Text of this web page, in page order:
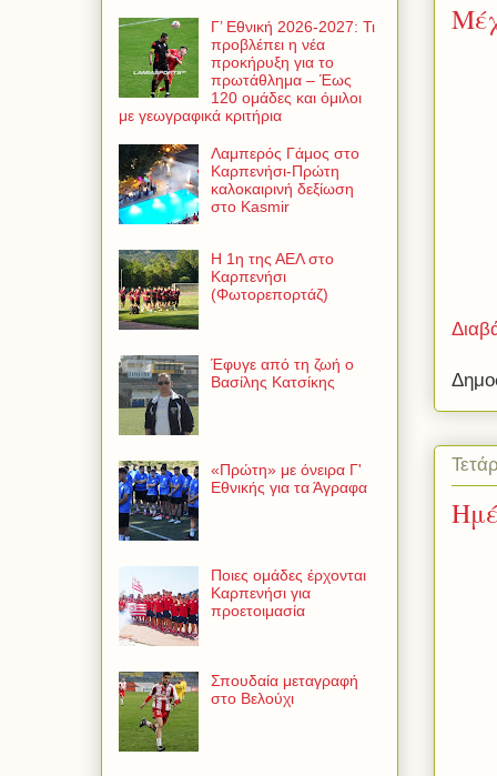
Γ’ Εθνική 2026-2027: Τι
προβλέπει η νέα
προκήρυξη για το
πρωτάθλημα – Έως
120 ομάδες και όμιλοι
με γεωγραφικά κριτήρια
Λαμπερός Γάμος στο
Καρπενήσι-Πρώτη
καλοκαιρινή δεξίωση
στο Kasmir
Η 1η της ΑΕΛ στο
Καρπενήσι
(Φωτορεπορτάζ)
Έφυγε από τη ζωή ο
Βασίλης Κατσίκης
«Πρώτη» με όνειρα Γ'
Εθνικής για τα Άγραφα
Ποιες ομάδες έρχονται
Καρπενήσι για
προετοιμασία
Σπουδαία μεταγραφή
στο Βελούχι